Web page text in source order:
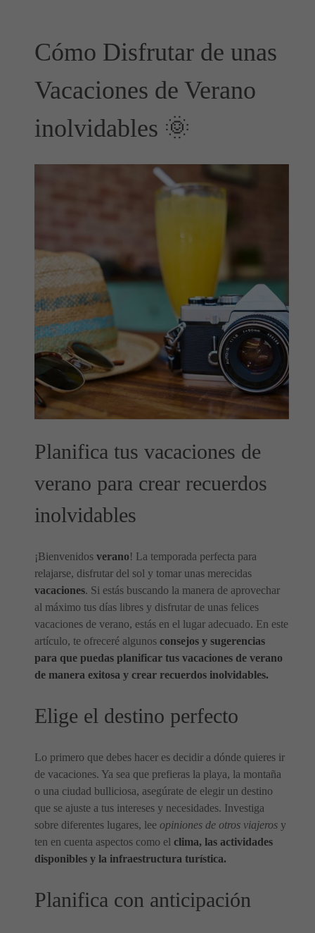
Cómo Disfrutar de unas
Vacaciones de Verano
inolvidables 🌞
Planifica tus vacaciones de
verano para crear recuerdos
inolvidables
¡Bienvenidos verano! La temporada perfecta para
relajarse, disfrutar del sol y tomar unas merecidas
vacaciones. Si estás buscando la manera de aprovechar
al máximo tus días libres y disfrutar de unas felices
vacaciones de verano, estás en el lugar adecuado. En este
artículo, te ofreceré algunos consejos y sugerencias
para que puedas planificar tus vacaciones de verano
de manera exitosa y crear recuerdos inolvidables.
Elige el destino perfecto
Lo primero que debes hacer es decidir a dónde quieres ir
de vacaciones. Ya sea que prefieras la playa, la montaña
o una ciudad bulliciosa, asegúrate de elegir un destino
que se ajuste a tus intereses y necesidades. Investiga
sobre diferentes lugares, lee opiniones de otros viajeros y
ten en cuenta aspectos como el clima, las actividades
disponibles y la infraestructura turística.
Planifica con anticipación